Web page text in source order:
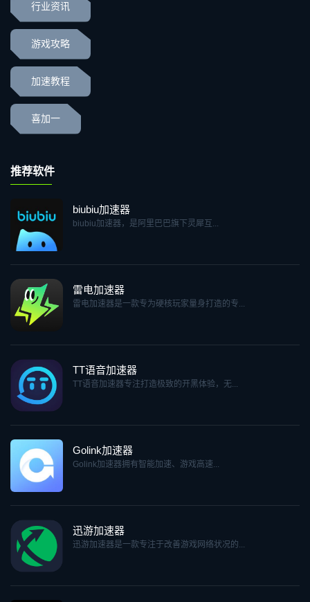
行业资讯
游戏攻略
加速教程
喜加一
推荐软件
biubiu加速器
biubiu加速器，是阿里巴巴旗下灵犀互...
雷电加速器
雷电加速器是一款专为硬核玩家量身打造的专...
TT语音加速器
TT语音加速器专注打造极致的开黑体验，无...
Golink加速器
Golink加速器拥有智能加速、游戏高速...
迅游加速器
迅游加速器是一款专注于改善游戏网络状况的...